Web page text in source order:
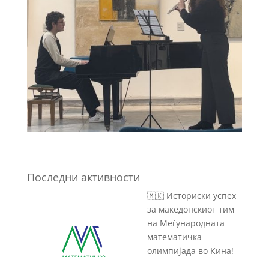
Последни активности
🇲🇰 Историски успех
за македонскиот тим
на Меѓународната
математичка
олимпијада во Кина!